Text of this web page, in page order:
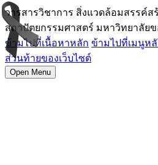
วารสารวิชาการ สิ่งแวดล้อมสรรค์ส
สถาปัตยกรรมศาสตร์ มหาวิทยาลัย
ข้ามไปที่เนื้อหาหลัก ข้ามไปที่เมนูห
ส่วนท้ายของเว็บไซต์
Open Menu